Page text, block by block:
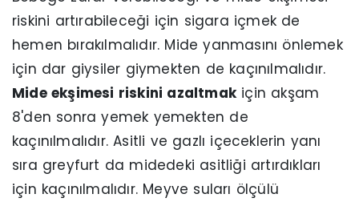
riskini artırabileceği için sigara içmek de
hemen bırakılmalıdır. Mide yanmasını önlemek
için dar giysiler giymekten de kaçınılmalıdır.
Mide ekşimesi riskini azaltmakiçin akşam
8'den sonra yemek yemekten de
kaçınılmalıdır. Asitli ve gazlı içeceklerin yanı
sıra greyfurt da midedeki asitliği artırdıkları
için kaçınılmalıdır. Meyve suları ölçülü